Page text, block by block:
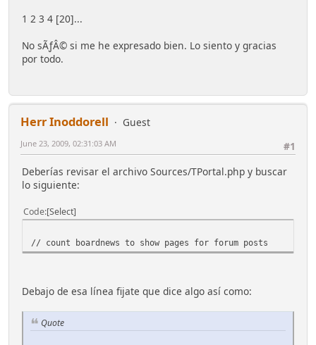
1 2 3 4 [20]...
No sÃƒÂ© si me he expresado bien. Lo siento y gracias
por todo.
Herr Inoddorell
Guest
#1
June 23, 2009, 02:31:03 AM
Deberías revisar el archivo Sources/TPortal.php y buscar
lo siguiente:
Code Select
// count boardnews to show pages for forum posts
Debajo de esa línea fijate que dice algo así como:
Quote